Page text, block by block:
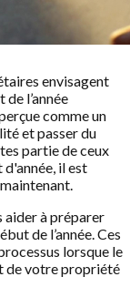
envisagent
l’année
comme un
et passer du
partie de ceux
il est
aider à préparer
de l’année. Ces
lorsque le
de votre propriété